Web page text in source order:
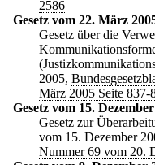
2586
Gesetz vom 22. März
Gesetz über die
2005,
März 2005 Seite 837-
Gesetz vom 15.
Gesetz zur
vom 15. Dezember
Nummer 69 vom 20.